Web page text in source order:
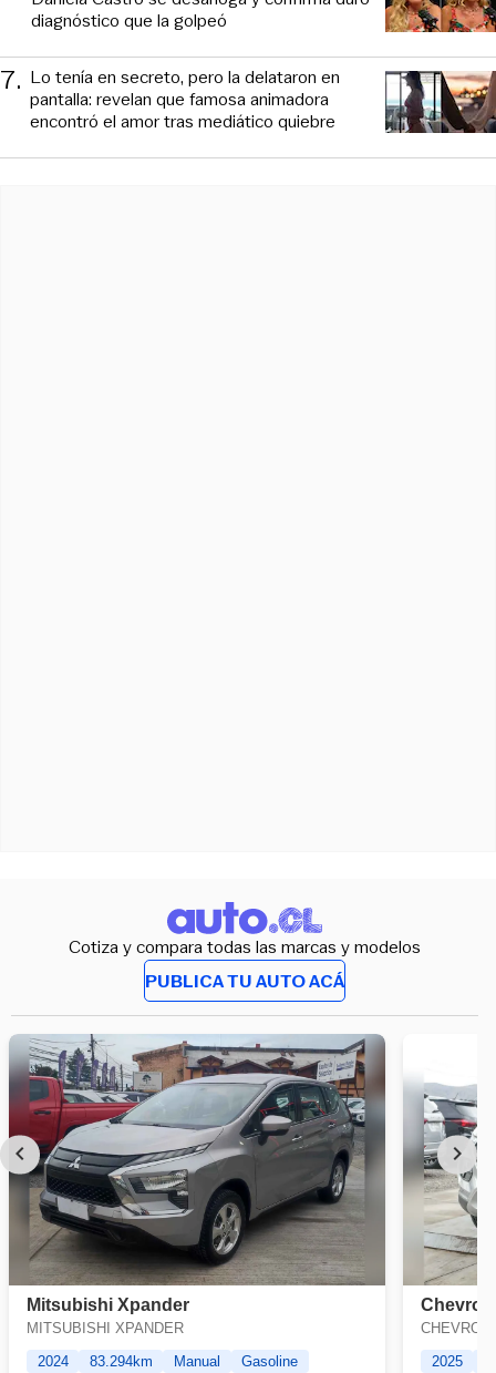
diagnóstico que la golpeó
7. Lo tenía en secreto, pero la delataron en
pantalla: revelan que famosa animadora
encontró el amor tras mediático quiebre
Cotiza y compara todas las marcas y modelos
PUBLICA TU AUTO ACÁ